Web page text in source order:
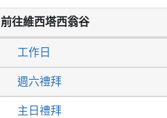
前往維西塔西翁谷
週六禮拜
主日禮拜
工作日